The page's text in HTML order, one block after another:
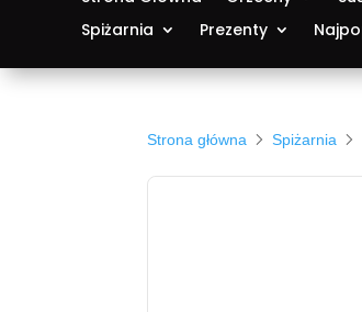
Spiżarnia
Prezenty
Strona główna Spiżarnia